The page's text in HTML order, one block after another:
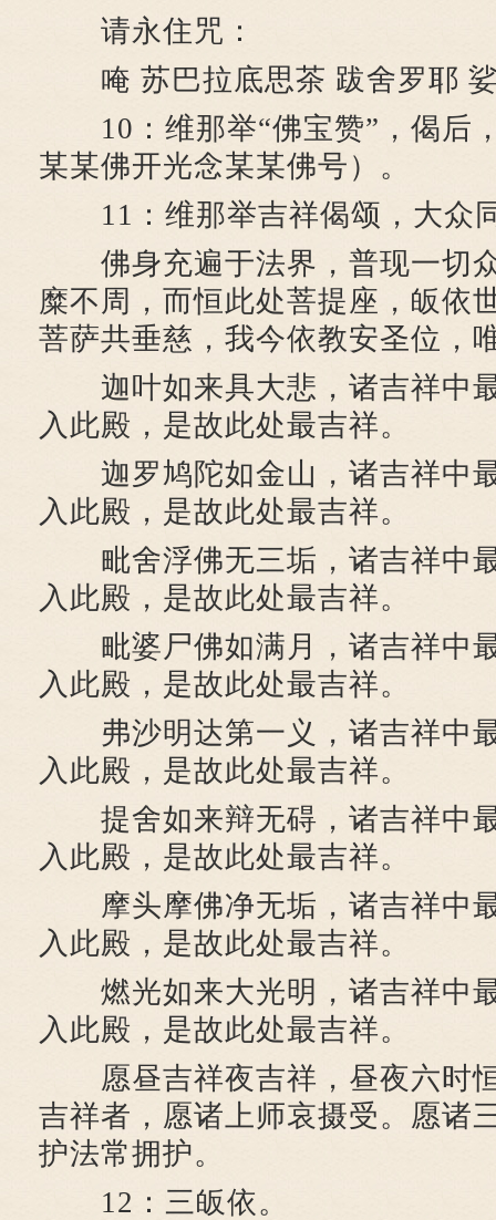
请永住咒：
唵 苏巴拉底思茶 跋舍罗耶
10：维那举“佛宝赞”，偈后
某某佛开光念某某佛号）。
11：维那举吉祥偈颂，大众
佛身充遍于法界，普现一切
糜不周，而恒此处菩提座，皈依
菩萨共垂慈，我今依教安圣位，
迦叶如来具大悲，诸吉祥中
入此殿，是故此处最吉祥。
迦罗鸠陀如金山，诸吉祥中
入此殿，是故此处最吉祥。
毗舍浮佛无三垢，诸吉祥中
入此殿，是故此处最吉祥。
毗婆尸佛如满月，诸吉祥中
入此殿，是故此处最吉祥。
弗沙明达第一义，诸吉祥中
入此殿，是故此处最吉祥。
提舍如来辩无碍，诸吉祥中
入此殿，是故此处最吉祥。
摩头摩佛净无垢，诸吉祥中
入此殿，是故此处最吉祥。
燃光如来大光明，诸吉祥中
入此殿，是故此处最吉祥。
愿昼吉祥夜吉祥，昼夜六时
吉祥者，愿诸上师哀摄受。愿诸
护法常拥护。
12：三皈依。